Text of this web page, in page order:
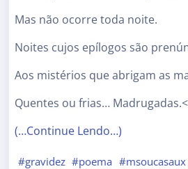
Mas não ocorre toda noite.
Noites cujos epílogos são
Aos mistérios que abrigam as
Quentes ou frias…
(…Continue Lendo…)
#gravidez #poema #msoucasaux